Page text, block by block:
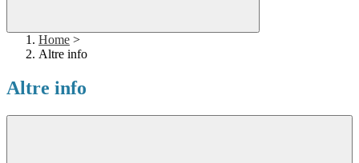
Home >
Altre info
Altre info